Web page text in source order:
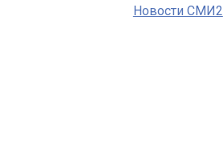
Новости СМИ2